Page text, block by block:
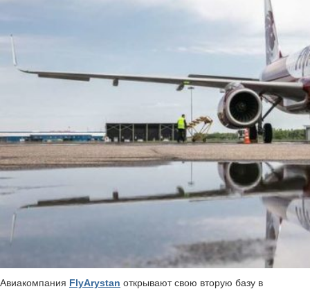
Авиакомпания FlyArystan открывают свою вторую базу в